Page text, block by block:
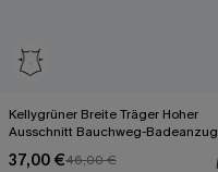
Kellygrüner Breite Träger Hoher
Ausschnitt Bauchweg-Badeanzug
37,00 €46,00 €